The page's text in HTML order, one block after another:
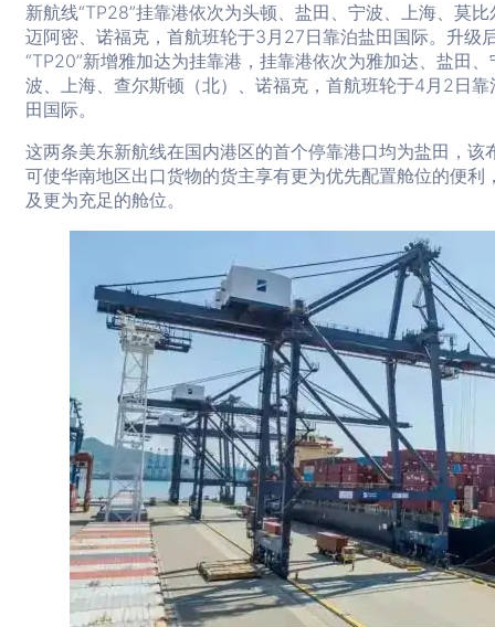
新航线“TP28”挂靠港依次为头顿、盐田、宁波、上海、莫比
迈阿密、诺福克，首航班轮于3月27日靠泊盐田国际。升级
“TP20”新增雅加达为挂靠港，挂靠港依次为雅加达、盐田、
波、上海、查尔斯顿（北）、诺福克，首航班轮于4月2日靠
田国际。
这两条美东新航线在国内港区的首个停靠港口均为盐田，该
可使华南地区出口货物的货主享有更为优先配置舱位的便利
及更为充足的舱位。